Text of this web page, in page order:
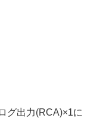
グ出力(RCA)×1に